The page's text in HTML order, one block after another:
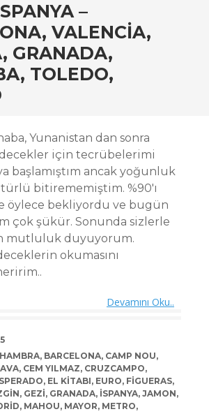
–
VALENCIA,
GRANADA,
TOLEDO,
Yunanistan dan sonra
için tecrübelerimi
başlamıştım ancak yoğunluk
bitirememiştim. %90'ı
öylece bekliyordu ve bugün
çok şükür. Sonunda sizlerle
mutluluk duyuyorum.
okumasını
Devamını Oku..
, BARCELONA, CAMP NOU,
, CEM YILMAZ, CRUZCAMPO,
, EL KITABI, EURO, FIGUERAS,
, GEZI, GRANADA, ISPANYA, JAMON,
, MAHOU, MAYOR, METRO,